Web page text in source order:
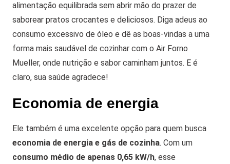
alimentação equilibrada sem abrir mão do prazer de
saborear pratos crocantes e deliciosos. Diga adeus ao
consumo excessivo de óleo e dê as boas-vindas a uma
forma mais saudável de cozinhar com o Air Forno
Mueller, onde nutrição e sabor caminham juntos. E é
claro, sua saúde agradece!
Economia de energia
Ele também é uma excelente opção para quem busca
economia de energia e gás de cozinha. Com um
consumo médio de apenas 0,65 kW/h, esse